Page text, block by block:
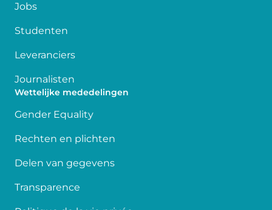
Jobs
Studenten
Leveranciers
Journalisten
Wettelijke mededelingen
Gender Equality
Rechten en plichten
Delen van gegevens
Transparence